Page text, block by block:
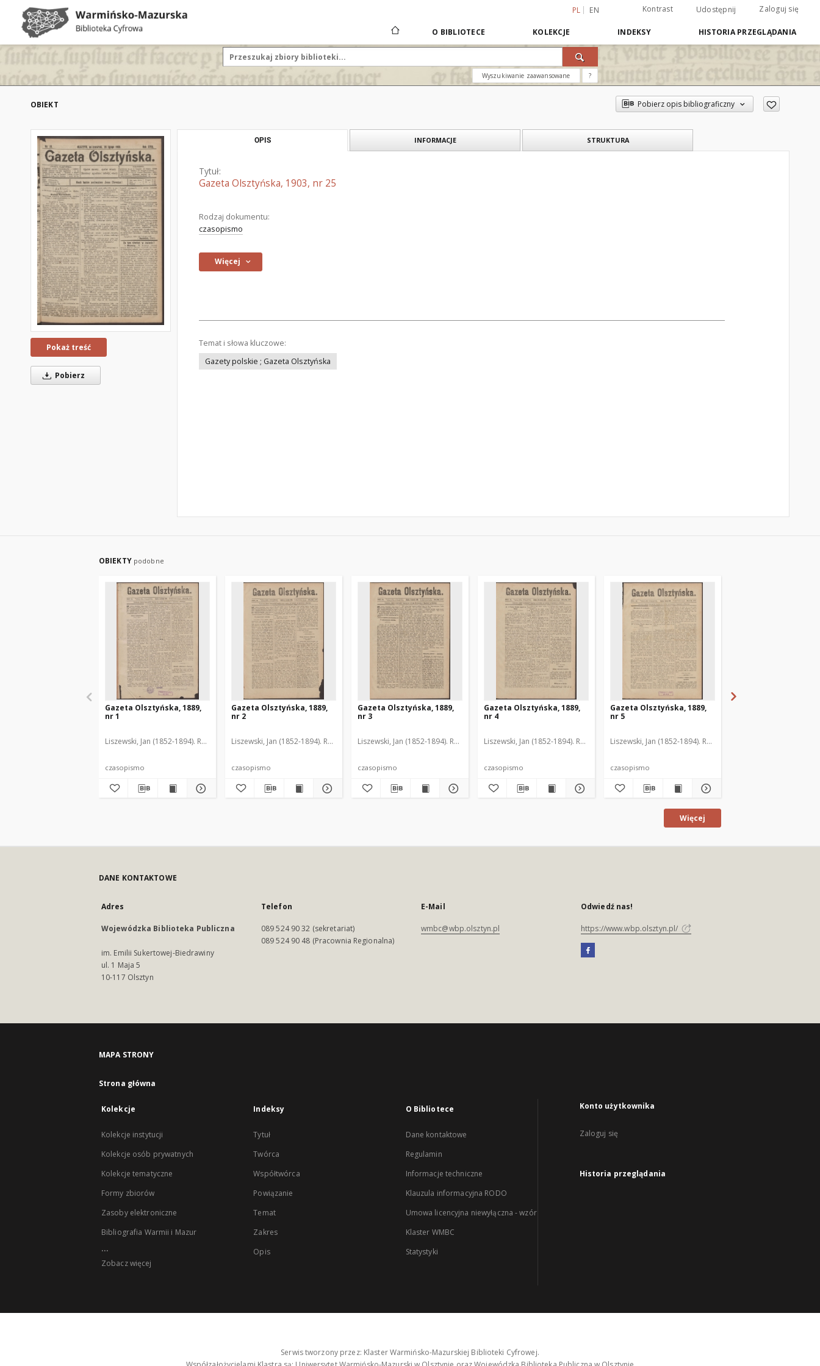
PL EN Kontrast Udostępnij Zaloguj się
O BIBLIOTECE KOLEKCJE INDEKSY HISTORIA PRZEGLĄDANIA
Wyszukiwanie zaawansowane ?
OBIEKT Pobierz opis bibliograficzny
Pokaż treść
Pobierz
OPIS INFORMACJE STRUKTURA
Tytuł:
Gazeta Olsztyńska, 1903, nr 25
Rodzaj dokumentu:
czasopismo
Więcej
Temat i słowa kluczowe:
Gazety polskie ; Gazeta Olsztyńska
OBIEKTY podobne
Gazeta Olsztyńska, 1889,
nr 1
Liszewski, Jan (1852-1894). Red.
czasopismo
Gazeta Olsztyńska, 1889,
nr 2
Liszewski, Jan (1852-1894). Red.
czasopismo
Gazeta Olsztyńska, 1889,
nr 3
Liszewski, Jan (1852-1894). Red.
czasopismo
Gazeta Olsztyńska, 1889,
nr 4
Liszewski, Jan (1852-1894). Red.
czasopismo
Gazeta Olsztyńska, 1889,
nr 5
Liszewski, Jan (1852-1894). Red.
czasopismo
Więcej
DANE KONTAKTOWE
Adres
Wojewódzka Biblioteka Publiczna
im. Emilii Sukertowej-Biedrawiny
ul. 1 Maja 5
10-117 Olsztyn
Telefon
089 524 90 32 (sekretariat)
089 524 90 48 (Pracownia Regionalna)
E-Mail
wmbc@wbp.olsztyn.pl
Odwiedź nas!
https://www.wbp.olsztyn.pl/
MAPA STRONY
Strona główna
Kolekcje
Kolekcje instytucji
Kolekcje osób prywatnych
Kolekcje tematyczne
Formy zbiorów
Zasoby elektroniczne
Bibliografia Warmii i Mazur
...
Zobacz więcej
Indeksy
Tytuł
Twórca
Współtwórca
Powiązanie
Temat
Zakres
Opis
O Bibliotece
Dane kontaktowe
Regulamin
Informacje techniczne
Klauzula informacyjna RODO
Umowa licencyjna niewyłączna - wzór
Klaster WMBC
Statystyki
Konto użytkownika
Zaloguj się
Historia przeglądania
Serwis tworzony przez: Klaster Warmińsko-Mazurskiej Biblioteki Cyfrowej.